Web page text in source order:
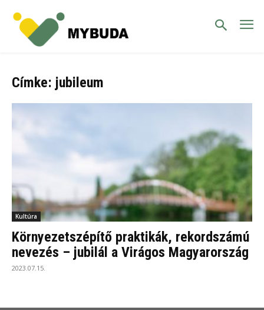
Címke: jubileum
Kultúra
Környezetszépítő praktikák, rekordszámú
nevezés – jubilál a Virágos Magyarország
2023.07.15.